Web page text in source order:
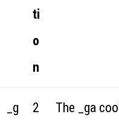
ti
o
n
_g
2
The _ga